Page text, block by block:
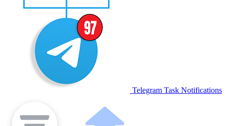
Telegram Task Notifications